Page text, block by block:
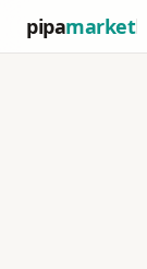
pipamarket